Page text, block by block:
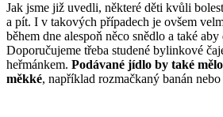
Jak jsme již uvedli, některé děti kvůli
a pít. I v takových případech je ovšem
během dne alespoň něco snědlo a také
Doporučujeme třeba studené bylinkové
heřmánkem. Podávané jídlo by také
měkké, například rozmačkaný banán